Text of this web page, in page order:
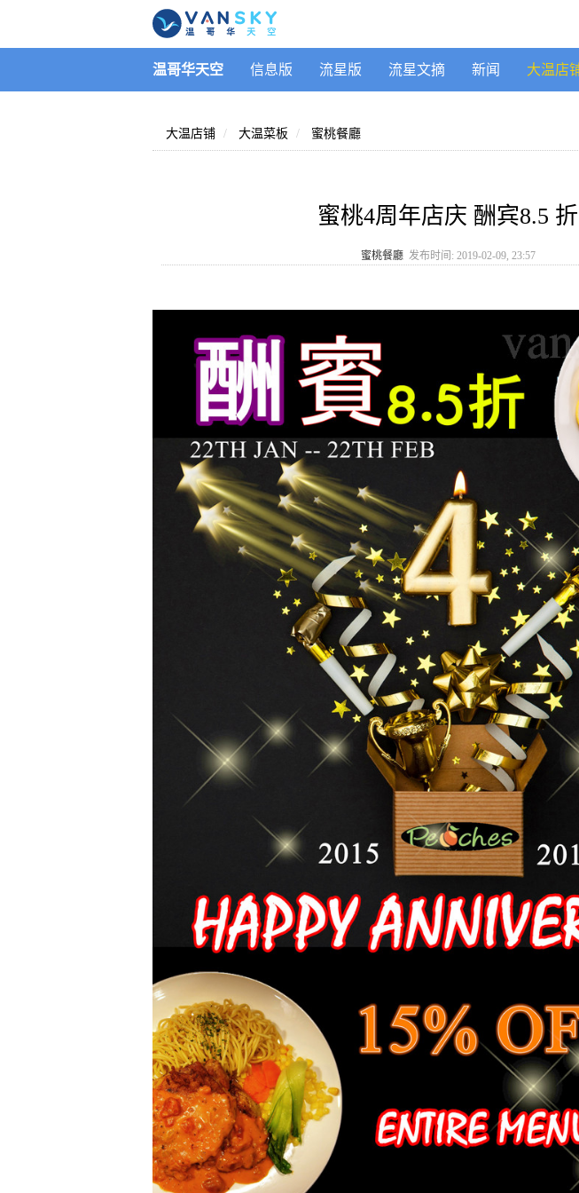
温哥华天空 信息版 流星版 流星文摘 新闻 大温店
大温店铺 大温菜板 蜜桃餐廳
蜜桃4周年店庆 酬宾8.5 折
蜜桃餐廳 发布时间: 2019-02-09, 23:57